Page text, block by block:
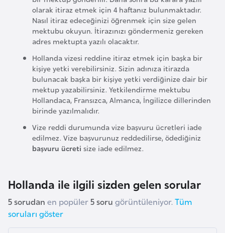
olarak itiraz etmek için 4 haftanız bulunmaktadır.
Nasıl itiraz edeceğinizi öğrenmek için size gelen
mektubu okuyun. İtirazınızı göndermeniz gereken
adres mektupta yazılı olacaktır.
Hollanda vizesi reddine itiraz etmek için başka bir
kişiye yetki verebilirsiniz. Sizin adınıza itirazda
bulunacak başka bir kişiye yetki verdiğinize dair bir
mektup yazabilirsiniz. Yetkilendirme mektubu
Hollandaca, Fransızca, Almanca, İngilizce dillerinden
birinde yazılmalıdır.
Vize reddi durumunda vize başvuru ücretleri iade
edilmez. Vize başvurunuz reddedilirse, ödediğiniz
başvuru ücreti size iade edilmez.
Hollanda ile ilgili sizden gelen sorular
5 sorudan en popüler5 soru görüntüleniyor.Tüm
soruları göster
r
C
i